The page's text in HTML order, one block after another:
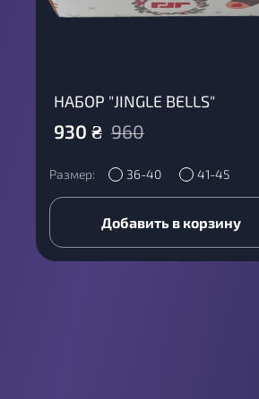
НАБОР "JINGLE BELLS"
960
930 ₴
Размер: 36-40 41-45
Добавить в корзину